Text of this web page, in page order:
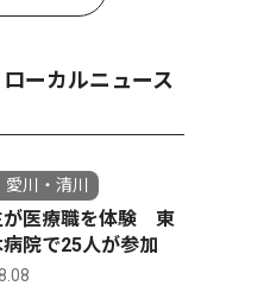
ーカルニュース
川・清川
が医療職を体験 東
院で25人が参加